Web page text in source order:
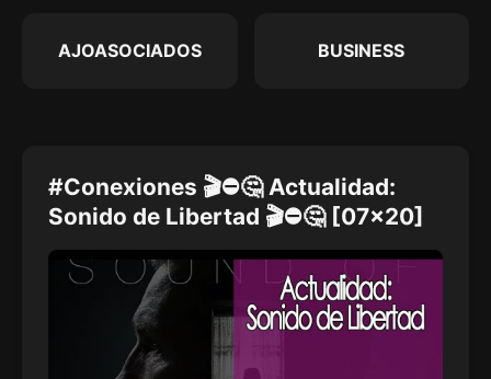
AJOASOCIADOS BUSINESS
#Conexiones 🎬⛔🤔 Actualidad:
Sonido de Libertad 🎬⛔🤔 [07x20]